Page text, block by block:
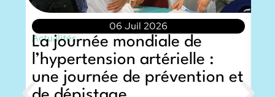
06 Juil 2026
Actualités
La journée mondiale de
l’hypertension artérielle :
une journée de prévention et